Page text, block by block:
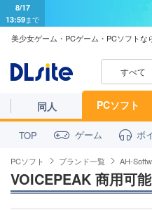
8/17
13:59まで
美少女ゲーム・PCゲーム・PCソフトな
すべて
同人 PCソフト
TOP ゲーム ボ
PCソフト ブランド一覧 AH-
VOICEPEAK 商用可